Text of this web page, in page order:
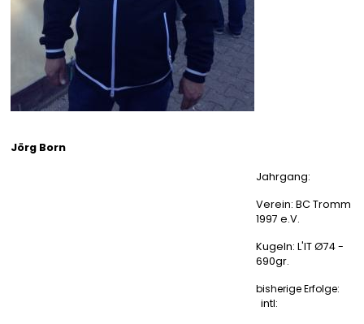
Jörg Born
Jahrgang:
Verein: BC Tromm
1997 e.V.
Kugeln: L'IT Ø74 -
690gr.
bisherige Erfolge:
intl: